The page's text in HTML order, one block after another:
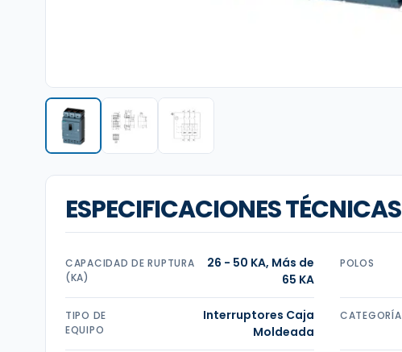
ESPECIFICACIONES TÉCNICAS
CAPACIDAD DE RUPTURA
(KA)
26 - 50 KA, Más de
65 KA
POLOS
TIPO DE
EQUIPO
Interruptores Caja
Moldeada
CATEGORÍA